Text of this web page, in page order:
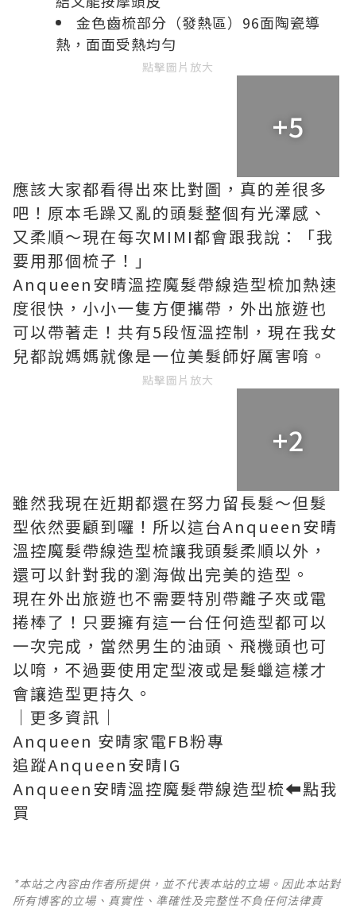
金色齒梳部分（發熱區）96面陶瓷導
熱，面面受熱均勻
點擊圖片放大
+5
應該大家都看得出來比對圖，真的差很多
吧！原本毛躁又亂的頭髮整個有光澤感、
又柔順～現在每次MIMI都會跟我說：「我
要用那個梳子！」
Anqueen安晴溫控魔髮帶線造型梳加熱速
度很快，小小一隻方便攜帶，外出旅遊也
可以帶著走！共有5段恆溫控制，現在我女
兒都說媽媽就像是一位美髮師好厲害唷。
點擊圖片放大
+2
雖然我現在近期都還在努力留長髮～但髮
型依然要顧到囉！所以這台Anqueen安晴
溫控魔髮帶線造型梳讓我頭髮柔順以外，
還可以針對我的瀏海做出完美的造型。
現在外出旅遊也不需要特別帶離子夾或電
捲棒了！只要擁有這一台任何造型都可以
一次完成，當然男生的油頭、飛機頭也可
以唷，不過要使用定型液或是髮蠟這樣才
會讓造型更持久。
｜更多資訊｜
Anqueen 安晴家電FB粉專
追蹤Anqueen安晴IG
Anqueen安晴溫控魔髮帶線造型梳⬅️點我
買
*本站之內容由作者所提供，並不代表本站的立場。因此本站對
所有博客的立場、真實性、準確性及完整性不負任何法律責